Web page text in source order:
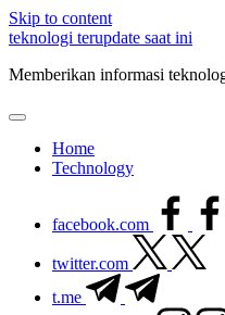
Skip to content
teknologi terupdate saat ini
Memberikan informasi
Home
Technology
facebook.com
twitter.com
t.me